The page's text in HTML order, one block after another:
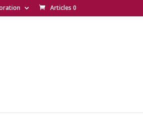
Articles 0